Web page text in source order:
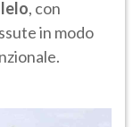
, con
in modo